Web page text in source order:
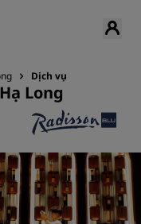
Dịch vụ
Long